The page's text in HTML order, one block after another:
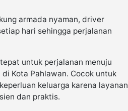
armada nyaman, driver
hari sehingga perjalanan
untuk perjalanan menuju
Kota Pahlawan. Cocok untuk
keluarga karena layanan
dan praktis.